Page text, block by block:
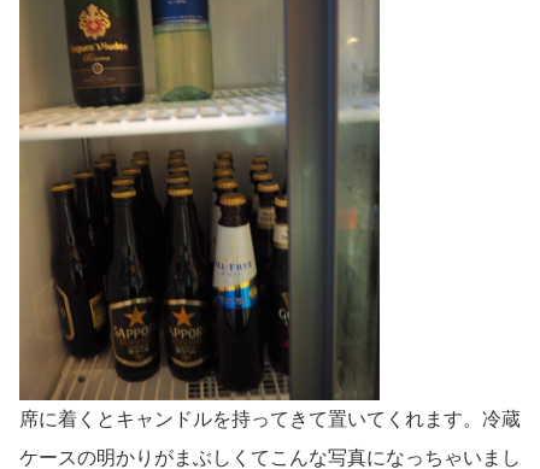
席に着くとキャンドルを持ってきて置いてくれます。冷蔵
ケースの明かりがまぶしくてこんな写真になっちゃいまし